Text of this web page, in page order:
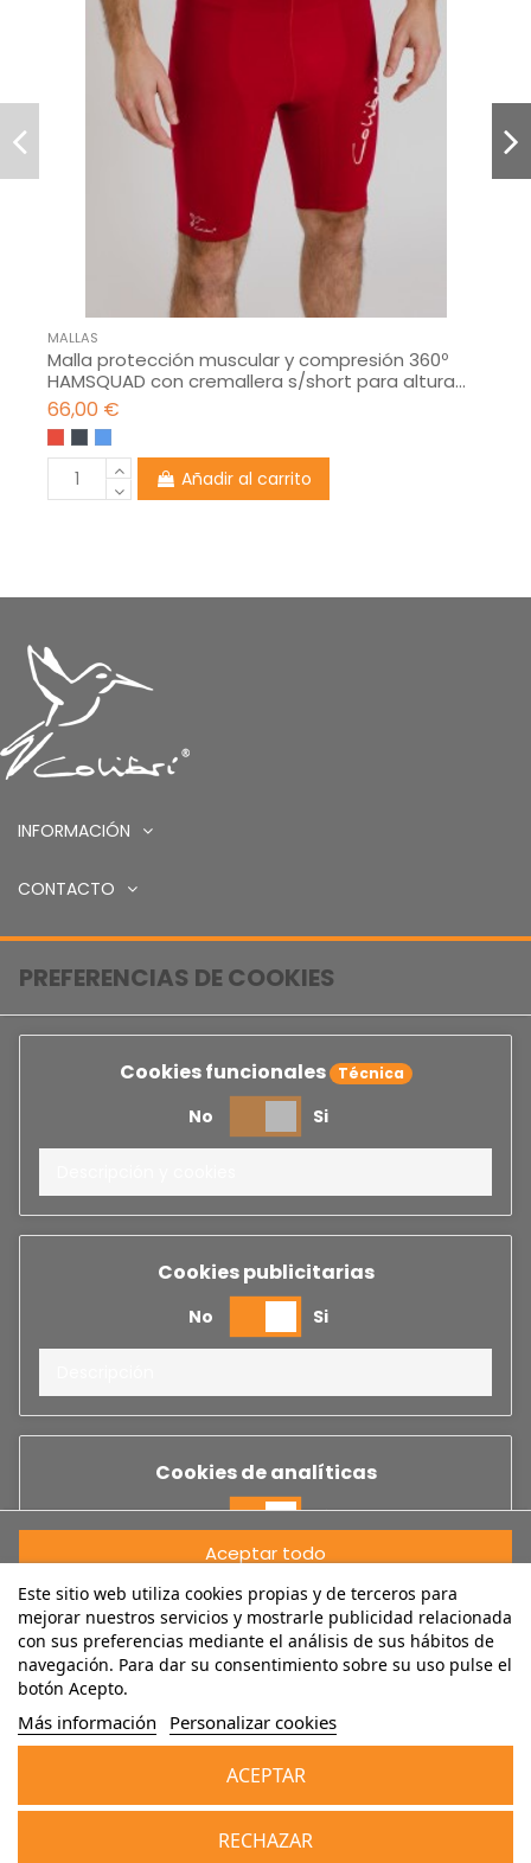
Añadir al carrito
MALLAS
Malla protección muscular y compresión 360º
HAMSQUAD con cremallera s/short para altura...
66,00 €
Añadir al carrito
INFORMACIÓN
CONTACTO
Este sitio web utiliza cookies propias y de terceros para
mejorar nuestros servicios y mostrarle publicidad relacionada
con sus preferencias mediante el análisis de sus hábitos de
navegación. Para dar su consentimiento sobre su uso pulse el
botón Acepto.
Más información Personalizar cookies
RECHAZAR
ACEPTAR
PREFERENCIAS DE COOKIES
Cookies funcionales Técnica
No Si
Cookies publicitarias
No Si
Cookies de analíticas
No Si
Cookies de rendimiento
No Si
Cancelar
Rechazar todo
Aceptar selección
Aceptar todo